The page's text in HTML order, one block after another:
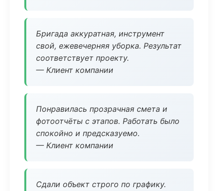
Бригада аккуратная, инструмент
свой, ежевечерняя уборка. Результат
соответствует проекту.
— Клиент компании
Понравилась прозрачная смета и
фотоотчёты с этапов. Работать было
спокойно и предсказуемо.
— Клиент компании
Сдали объект строго по графику.